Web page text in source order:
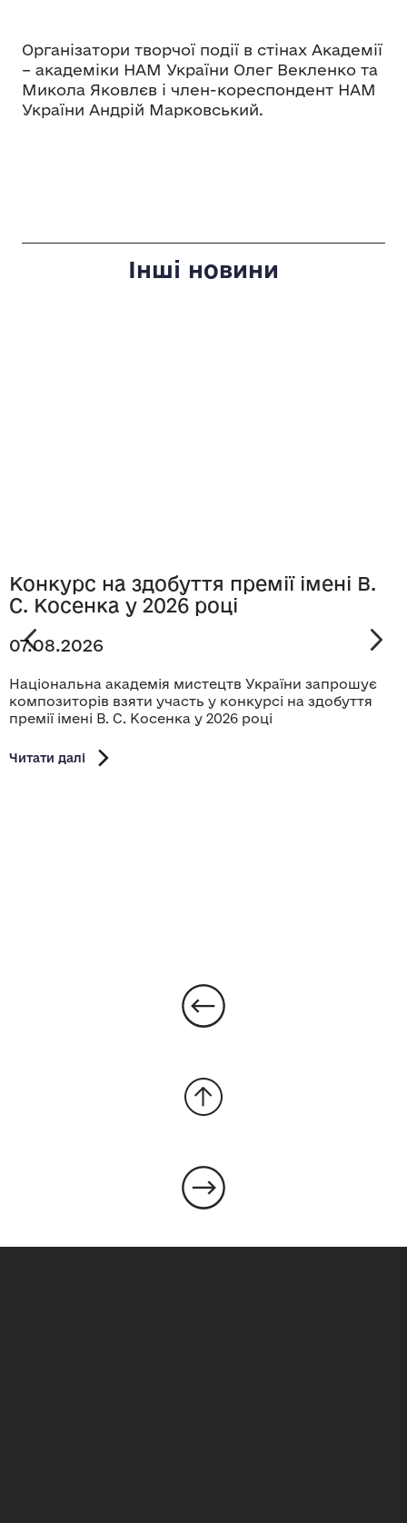
Організатори творчої події в стінах Академії
– академіки НАМ України Олег Векленко та
Микола Яковлєв і член-кореспондент НАМ
України Андрій Марковський.
Інші новини
Конкурс на здобуття премії імені В.
С. Косенка у 2026 році
07.08.2026
Національна академія мистецтв України запрошує
композиторів взяти участь у конкурсі на здобуття
премії імені В. С. Косенка у 2026 році
Читати далі